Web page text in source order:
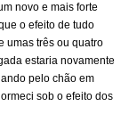
novo e mais forte
o efeito de tudo
umas três ou quatro
estaria novamente
pelo chão em
sob o efeito dos